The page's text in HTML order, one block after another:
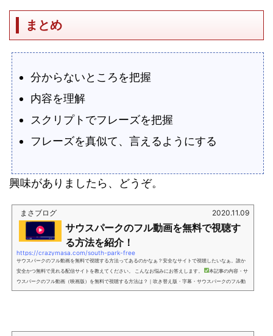
まとめ
分からないところを把握
内容を理解
スクリプトでフレーズを把握
フレーズを真似て、言えるようにする
興味がありましたら、どうぞ。
まさブログ 2020.11.09
サウスパークのフル動画を無料で視聴す
る方法を紹介！
https://crazymasa.com/south-park-free
サウスパークのフル動画を無料で視聴する方法ってあるのかなぁ？安全なサイトで視聴したいなぁ。誰か
安全かつ無料で見れる配信サイトを教えてください。 こんなお悩みにお答えします。
本記事の内容・サ
ウスパークのフル動画（映画版）を無料で視聴する方法は？｜吹き替え版・字幕・サウスパークのフル動
画（通常版）を無料で視聴する方法は？｜吹き替え版・字幕・Youtubeで見れるの？・サウスパークのあ